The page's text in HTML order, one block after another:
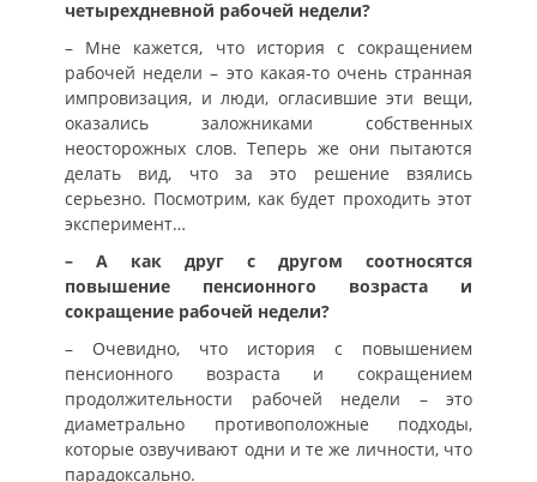
четырехдневной рабочей недели?
– Мне кажется, что история с сокращением
рабочей недели – это какая-то очень странная
импровизация, и люди, огласившие эти вещи,
оказались заложниками собственных
неосторожных слов. Теперь же они пытаются
делать вид, что за это решение взялись
серьезно. Посмотрим, как будет проходить этот
эксперимент…
– А как друг с другом соотносятся
повышение пенсионного возраста и
сокращение рабочей недели?
– Очевидно, что история с повышением
пенсионного возраста и сокращением
продолжительности рабочей недели – это
диаметрально противоположные подходы,
которые озвучивают одни и те же личности, что
парадоксально.